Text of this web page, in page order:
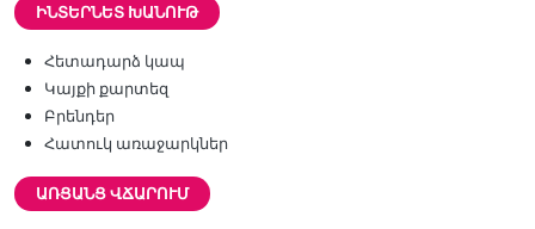
ԻՆՏԵՐՆԵՏ ԽԱՆՈՒԹ
Հետադարձ կապ
Կայքի քարտեզ
Բրենդեր
Հատուկ առաջարկներ
ԱՌՑԱՆՑ ՎՃԱՐՈՒՄ